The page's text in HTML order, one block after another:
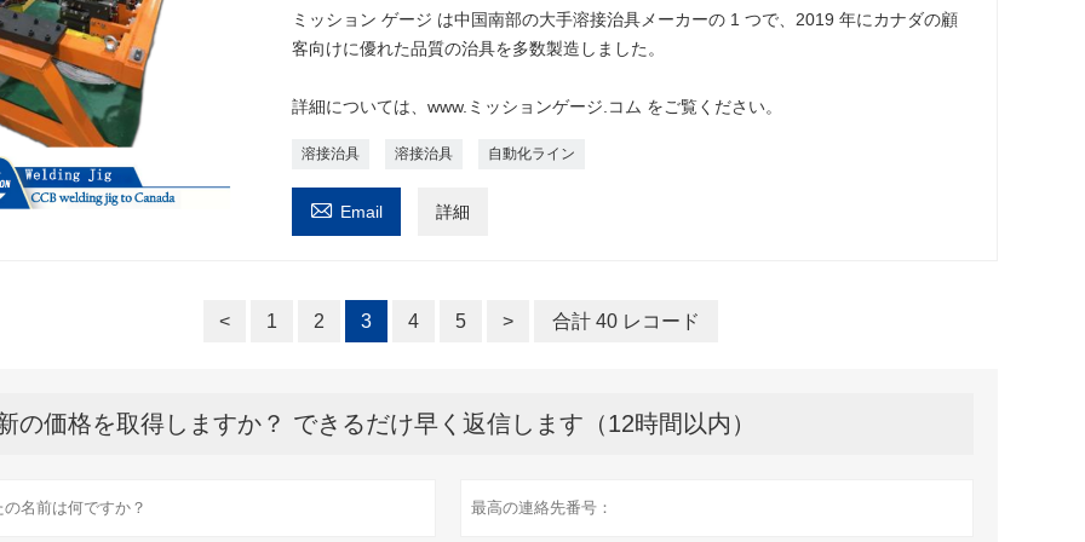
ミッション ゲージ は中国南部の大手溶接治具メーカーの 1 つで、2019 年にカナダの顧
客向けに優れた品質の治具を多数製造しました。
詳細については、www.ミッションゲージ.コム をご覧ください。
溶接治具 溶接治具 自動化ライン
 Email 詳細
< 1 2 3 4 5 > 合計 40 レコード
の価格を取得しますか？ できるだけ早く返信します（12時間以内）